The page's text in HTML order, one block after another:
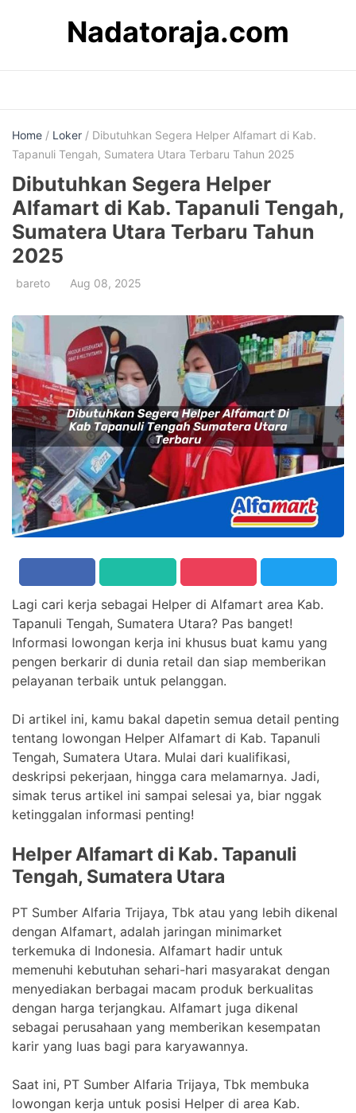
Nadatoraja.com
Home / Loker / Dibutuhkan Segera Helper Alfamart di Kab.
Tapanuli Tengah, Sumatera Utara Terbaru Tahun 2025
Dibutuhkan Segera Helper
Alfamart di Kab. Tapanuli Tengah,
Sumatera Utara Terbaru Tahun
2025
bareto Aug 08, 2025
Lagi cari kerja sebagai Helper di Alfamart area Kab.
Tapanuli Tengah, Sumatera Utara? Pas banget!
Informasi lowongan kerja ini khusus buat kamu yang
pengen berkarir di dunia retail dan siap memberikan
pelayanan terbaik untuk pelanggan.
Di artikel ini, kamu bakal dapetin semua detail penting
tentang lowongan Helper Alfamart di Kab. Tapanuli
Tengah, Sumatera Utara. Mulai dari kualifikasi,
deskripsi pekerjaan, hingga cara melamarnya. Jadi,
simak terus artikel ini sampai selesai ya, biar nggak
ketinggalan informasi penting!
Helper Alfamart di Kab. Tapanuli
Tengah, Sumatera Utara
PT Sumber Alfaria Trijaya, Tbk atau yang lebih dikenal
dengan Alfamart, adalah jaringan minimarket
terkemuka di Indonesia. Alfamart hadir untuk
memenuhi kebutuhan sehari-hari masyarakat dengan
menyediakan berbagai macam produk berkualitas
dengan harga terjangkau. Alfamart juga dikenal
sebagai perusahaan yang memberikan kesempatan
karir yang luas bagi para karyawannya.
Saat ini, PT Sumber Alfaria Trijaya, Tbk membuka
lowongan kerja untuk posisi Helper di area Kab.